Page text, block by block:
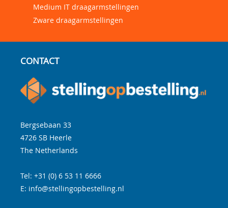
Medium IT draagarmstellingen
Zware draagarmstellingen
CONTACT
Bergsebaan 33
4726 SB Heerle
The Netherlands
Tel: +31 (0) 6 53 11 6666
E: info@stellingopbestelling.nl